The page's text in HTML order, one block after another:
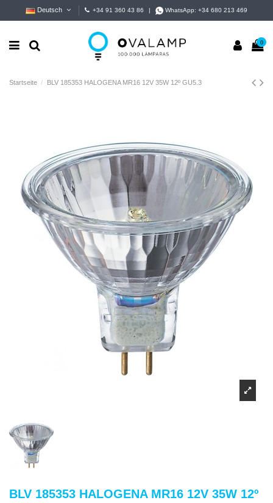
Deutsch +34 91 360 43 86 WhatsApp:+34 680 213 469
0
Startseite BLV 185353 HALOGENA MR16 12V 35W 12º GU5.3
BLV 185353 HALOGENA MR16 12V 35W 12º